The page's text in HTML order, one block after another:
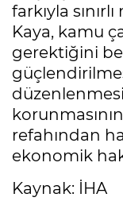
farkıyla
Kaya, kamu
gerektiğini
düzenlenmesi
refahından
ekonomik
Kaynak: İHA